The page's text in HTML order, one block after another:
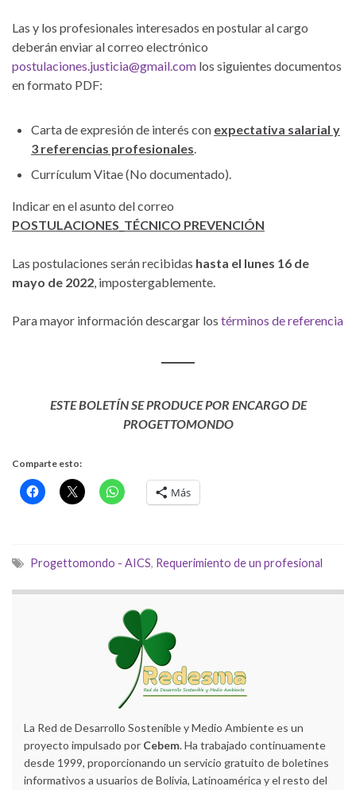
Las y los profesionales interesados en postular al cargo
deberán enviar al correo electrónico
postulaciones.justicia@gmail.com los siguientes documentos
en formato PDF:
Carta de expresión de interés con expectativa salarial y
3 referencias profesionales.
Currículum Vitae (No documentado).
Indicar en el asunto del correo
POSTULACIONES_TÉCNICO PREVENCIÓN
Las postulaciones serán recibidas hasta el lunes 16 de
mayo de 2022, impostergablemente.
Para mayor información descargar los términos de referencia
ESTE BOLETÍN SE PRODUCE POR ENCARGO DE
PROGETTOMONDO
Comparte esto:
Más
Progettomondo - AICS, Requerimiento de un profesional
La Red de Desarrollo Sostenible y Medio Ambiente es un
proyecto impulsado por Cebem. Ha trabajado continuamente
desde 1999, proporcionando un servicio gratuito de boletines
informativos a usuarios de Bolivia, Latinoamérica y el resto del